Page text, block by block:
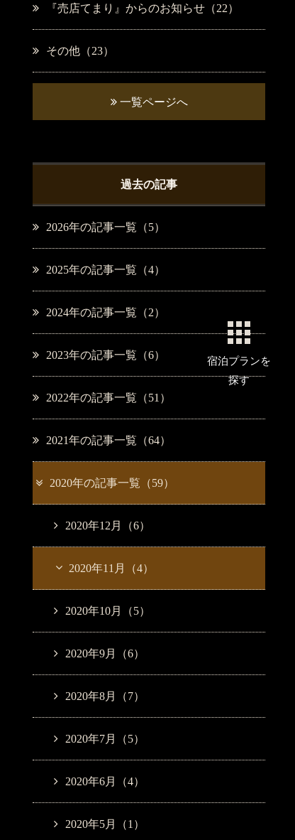
宿泊プランを
探す
『売店てまり』からのお知らせ（22）
その他（23）
一覧ページへ
過去の記事
2026年の記事一覧（5）
2025年の記事一覧（4）
2024年の記事一覧（2）
2023年の記事一覧（6）
2022年の記事一覧（51）
2021年の記事一覧（64）
2020年の記事一覧（59）
2020年12月（6）
2020年11月（4）
2020年10月（5）
2020年9月（6）
2020年8月（7）
2020年7月（5）
2020年6月（4）
2020年5月（1）